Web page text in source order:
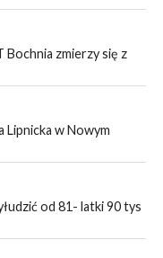
Bochnia zmierzy się z
Lipnicka w Nowym
od 81- latki 90 tys